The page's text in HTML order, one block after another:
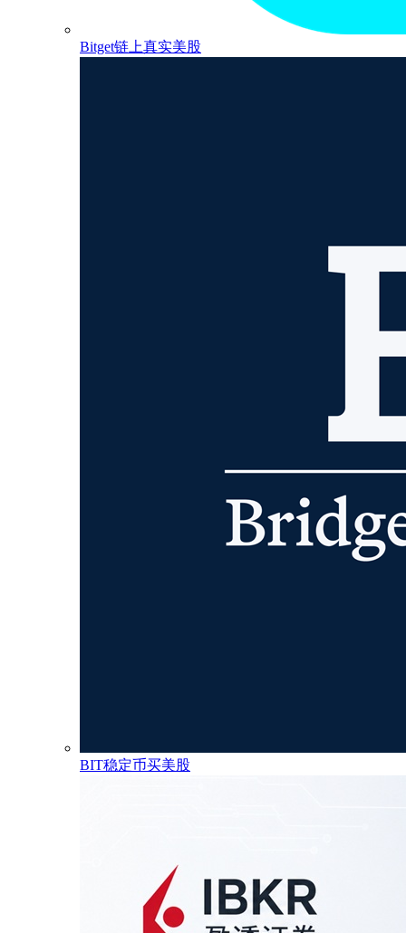
Bitget链上真实美股
BIT稳定币买美股